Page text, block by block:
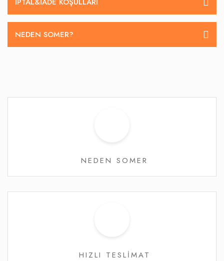
NEDEN SOMER?
NEDEN SOMER
HIZLI TESLİMAT